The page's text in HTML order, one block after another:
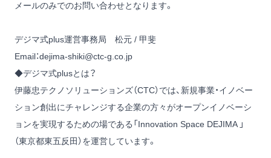
メールのみでのお問い合わせとなります。
デジマ式plus運営事務局 松元 / 甲斐
Email：dejima-shiki@ctc-g.co.jp
◆デジマ式plusとは？
伊藤忠テクノソリューションズ（CTC）では、新規事業・イノベー
ション創出にチャレンジする企業の方々がオープンイノベーシ
ョンを実現するための場である「Innovation Space DEJIMA 」
（東京都東五反田）を運営しています。